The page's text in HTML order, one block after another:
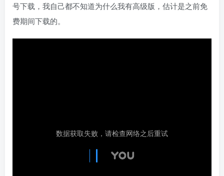
号下载，我自己都不知道为什么我有高级版，估计是之前免
费期间下载的。
数据获取失败，请检查网络之后重试